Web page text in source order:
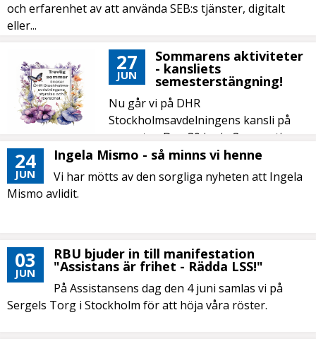
och erfarenhet av att använda SEB:s tjänster, digitalt
eller...
27
JUN
Sommarens aktiviteter
- kansliets
semesterstängning!
Nu går vi på DHR
Stockholmsavdelningens kansli på
semester. Den 30 juni - 3 augusti
håller kansliet stängt....
24
JUN
Ingela Mismo - så minns vi henne
Vi har mötts av den sorgliga nyheten att Ingela
Mismo avlidit.
03
JUN
RBU bjuder in till manifestation
"Assistans är frihet - Rädda LSS!"
På Assistansens dag den 4 juni samlas vi på
Sergels Torg i Stockholm för att höja våra röster.